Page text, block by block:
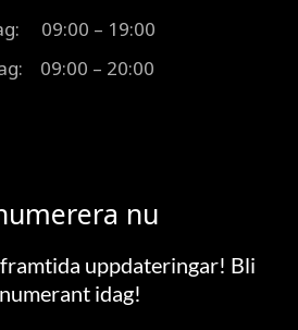
09:00 – 19:00
09:00 – 20:00
nu
uppdateringar! Bli
idag!